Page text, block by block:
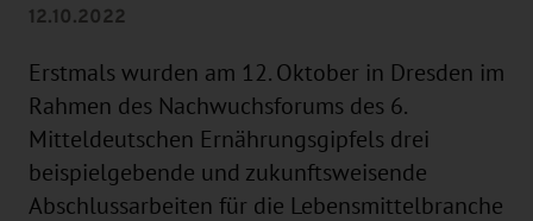
12.10.2022
Erstmals wurden am 12. Oktober in Dresden im
Rahmen des Nachwuchsforums des 6.
Mitteldeutschen Ernährungsgipfels drei
beispielgebende und zukunftsweisende
Abschlussarbeiten für die Lebensmittelbranche